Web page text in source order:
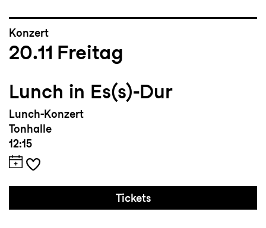
Konzert
20.11 Freitag
Lunch in Es(s)-Dur
Lunch-Konzert
Tonhalle
12:15
Tickets